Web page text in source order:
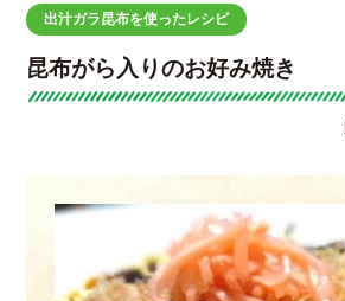
出汁ガラ昆布を使ったレシピ
昆布がら入りのお好み焼き